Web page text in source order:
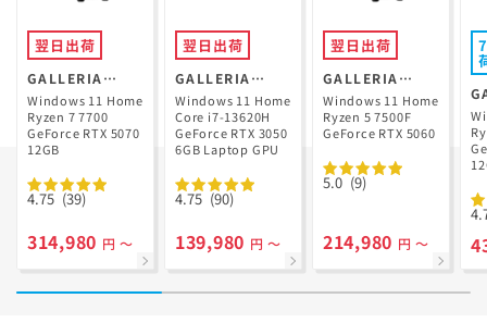
翌日出荷
GALLERIA
XPR7A-R57-GD
Ryzen 7 7700
搭載
Windows 11 Home
Ryzen 7 7700
GeForce RTX 5070
12GB
4.75 (39)
314,980 円 ～
翌日出荷
GALLERIA
RL7C-R35-5N
Windows 11 Home
Core i7-13620H
GeForce RTX 3050
6GB Laptop GPU
4.75 (90)
139,980 円 ～
翌日出荷
GALLERIA
XGR5M-R56-
GD Ryzen 5
7500F搭載
Windows 11 Home
Ryzen 5 7500F
GeForce RTX 5060
5.0 (9)
214,980 円 ～